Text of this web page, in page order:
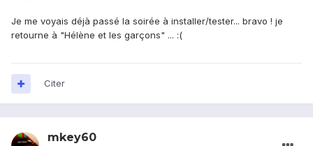
Je me voyais déjà passé la soirée à installer/tester... bravo ! je
retourne à "Hélène et les garçons" ... :(
Citer
mkey60